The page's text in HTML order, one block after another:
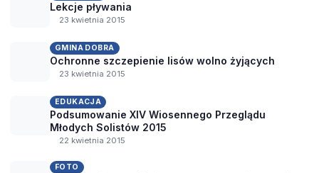
Lekcje pływania
23 kwietnia 2015
GMINA DOBRA
Ochronne szczepienie lisów wolno żyjących
23 kwietnia 2015
EDUKACJA
Podsumowanie XIV Wiosennego Przeglądu
Młodych Solistów 2015
22 kwietnia 2015
FOTO